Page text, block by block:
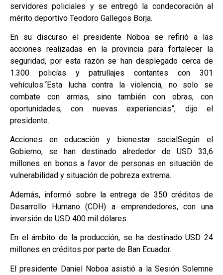
servidores policiales y se entregó la condecoración al
mérito deportivo Teodoro Gallegos Borja.
En su discurso el presidente Noboa se refirió a las
acciones realizadas en la provincia para fortalecer la
seguridad, por esta razón se han desplegado cerca de
1.300 policías y patrullajes contantes con 301
vehículos.“Esta lucha contra la violencia, no solo se
combate con armas, sino también con obras, con
oportunidades, con nuevas experiencias”, dijo el
presidente.
Acciones en educación y bienestar socialSegún el
Gobierno, se han destinado alrededor de USD 33,6
millones en bonos a favor de personas en situación de
vulnerabilidad y situación de pobreza extrema.
Además, informó sobre la entrega de 350 créditos de
Desarrollo Humano (CDH) a emprendedores, con una
inversión de USD 400 mil dólares.
En el ámbito de la producción, se ha destinado USD 24
millones en créditos por parte de Ban Ecuador.
El presidente Daniel Noboa asistió a la Sesión Solemne